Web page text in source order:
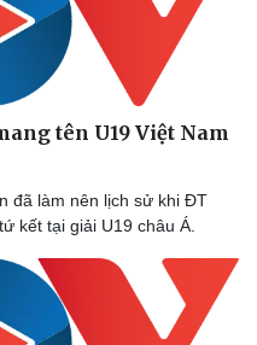
Đời sống
Nhà đẹp
Tình yêu - Gia đình
tên U19 Việt Nam
đã làm nên lịch sử khi ĐT
kết tại giải U19 châu Á.